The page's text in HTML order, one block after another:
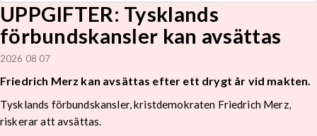
UPPGIFTER: Tysklands
förbundskansler kan avsättas
2026 08 07
Friedrich Merz kan avsättas efter ett drygt år vid makten.
Tysklands förbundskansler, kristdemokraten Friedrich Merz,
riskerar att avsättas.